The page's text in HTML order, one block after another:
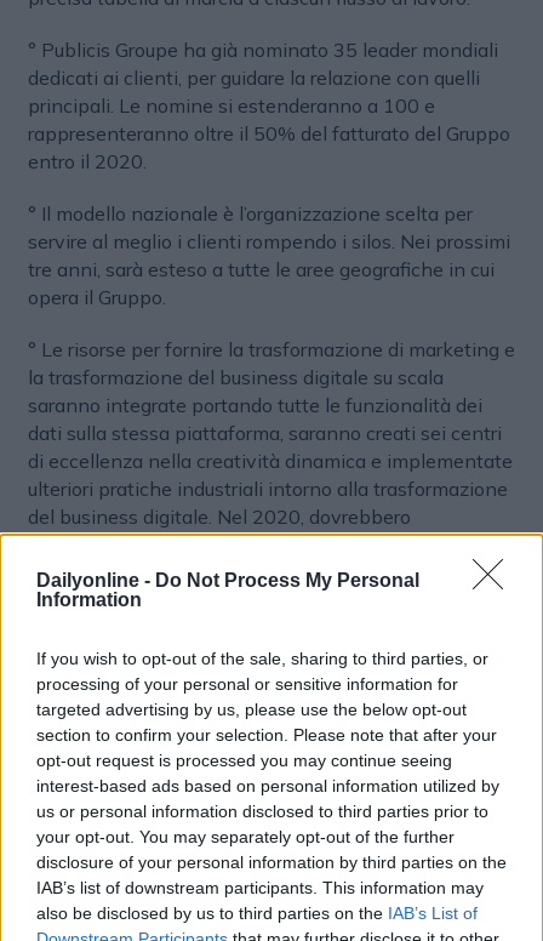
Dailyonline - Do Not Process My Personal
Information
If you wish to opt-out of the sale, sharing to third parties, or
processing of your personal or sensitive information for
targeted advertising by us, please use the below opt-out
section to confirm your selection. Please note that after your
opt-out request is processed you may continue seeing
interest-based ads based on personal information utilized by
us or personal information disclosed to third parties prior to
your opt-out. You may separately opt-out of the further
disclosure of your personal information by third parties on the
IAB’s list of downstream participants. This information may
also be disclosed by us to third parties on the IAB’s List of
° Publicis Groupe ha già nominato 35 leader mondiali
dedicati ai clienti, per guidare la relazione con quelli
principali. Le nomine si estenderanno a 100 e
rappresenteranno oltre il 50% del fatturato del Gruppo
entro il 2020.
° Il modello nazionale è l’organizzazione scelta per
servire al meglio i clienti rompendo i silos. Nei prossimi
tre anni, sarà esteso a tutte le aree geografiche in cui
opera il Gruppo.
° Le risorse per fornire la trasformazione di marketing e
la trasformazione del business digitale su scala
saranno integrate portando tutte le funzionalità dei
dati sulla stessa piattaforma, saranno creati sei centri
di eccellenza nella creatività dinamica e implementate
ulteriori pratiche industriali intorno alla trasformazione
del business digitale. Nel 2020, dovrebbero
rappresentare il 30% del fatturato, con una quota del
70% della crescita totale del Gruppo.
delivery best-in-class raccogliendo capacità di
esecuzione e produzione in India, Colombia, Costa Rica
e Mauritius. Quest’organizzazione sarà ulteriormente
sviluppata, aumentando il numero di dipendenti di
questi centri di distribuzione da 8.700 a 13.000 entro il
2020 e riorganizzando le competenze per fornire dati,
analisi, tecnologia, contenuti e produzione digitale in
modo continuo a tutte le agenzie del Gruppo.
Publicis Groupe ha già annunciato la creazione di
“Marcel”, una piattaforma AI che reinventerà il modo di